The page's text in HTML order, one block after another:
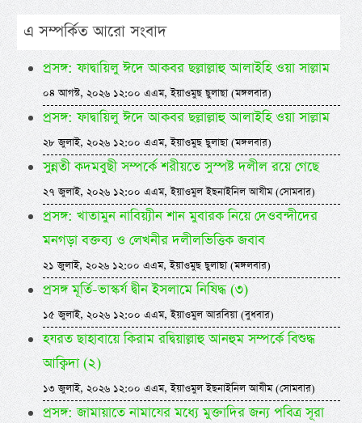
এ সম্পর্কিত আরো সংবাদ
প্রসঙ্গ: ফাদ্বায়িলু ঈদে আকবর ছল্লাল্লাহু আলাইহি ওয়া সাল্লাম
০৪ আগস্ট, ২০২৬ ১২:০০ এএম, ইয়াওমুছ ছুলাছা (মঙ্গলবার)
প্রসঙ্গ: ফাদ্বায়িলু ঈদে আকবর ছল্লাল্লাহু আলাইহি ওয়া সাল্লাম
২৮ জুলাই, ২০২৬ ১২:০০ এএম, ইয়াওমুছ ছুলাছা (মঙ্গলবার)
সুন্নতী কদমবুছী সম্পর্কে শরীয়তে সুস্পষ্ট দলীল রয়ে গেছে
২৭ জুলাই, ২০২৬ ১২:০০ এএম, ইয়াওমুল ইছনাইনিল আযীম (সোমবার)
প্রসঙ্গ: খাতামুন নাবিয়্যীন শান মুবারক নিয়ে দেওবন্দীদের
মনগড়া বক্তব্য ও লেখনীর দলীলভিত্তিক জবাব
২১ জুলাই, ২০২৬ ১২:০০ এএম, ইয়াওমুছ ছুলাছা (মঙ্গলবার)
প্রসঙ্গ মূর্তি-ভাস্কর্য দ্বীন ইসলামে নিষিদ্ধ (৩)
১৫ জুলাই, ২০২৬ ১২:০০ এএম, ইয়াওমুল আরবিয়া (বুধবার)
হযরত ছাহাবায়ে কিরাম রদ্বিয়াল্লাহু আনহুম সম্পর্কে বিশুদ্ধ
আক্বিদা (২)
১৩ জুলাই, ২০২৬ ১২:০০ এএম, ইয়াওমুল ইছনাইনিল আযীম (সোমবার)
প্রসঙ্গ: জামায়াতে নামাযের মধ্যে মুক্তাদির জন্য পবিত্র সূরা